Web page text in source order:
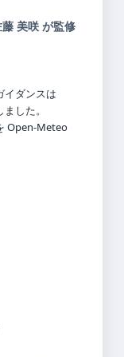
藤 美咲 が監修
イダンスは
した。
Open-Meteo